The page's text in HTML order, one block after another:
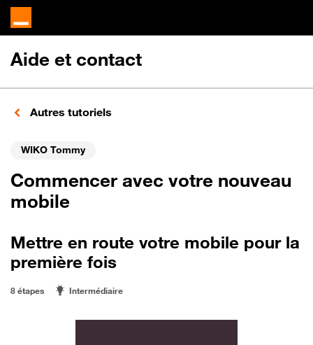
Aide et contact
Autres tutoriels
WIKO Tommy
Commencer avec votre nouveau
mobile
Mettre en route votre mobile pour la
première fois
8 étapes Intermédiaire